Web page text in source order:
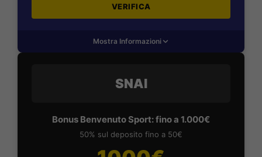
VERIFICA
Mostra Informazioni
SNAI
Bonus Benvenuto Sport: fino a 1.000€
50% sul deposito fino a 50€